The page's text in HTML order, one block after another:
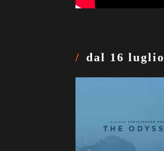
dal 16 luglio